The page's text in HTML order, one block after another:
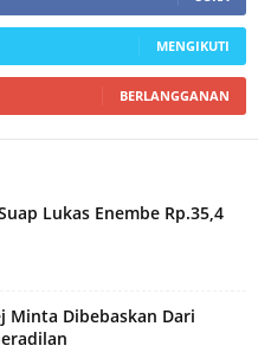
MENGIKUTI
BERLANGGANAN
Lukas Enembe Rp.35,4
Minta Dibebaskan Dari